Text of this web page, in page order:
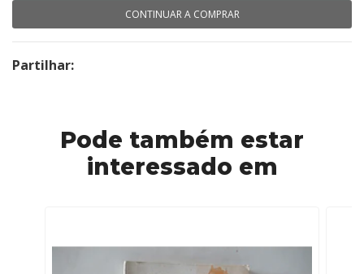
CONTINUAR A COMPRAR
Partilhar:
Pode também estar
interessado em